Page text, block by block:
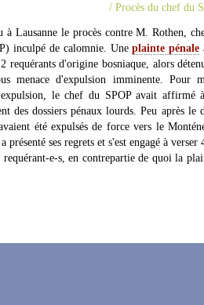
/ Procès du chef du
à Lausanne le procès contre M. Rothen,
inculpé de calomnie. Uneplainte pénale
requérants d'origine bosniaque, alors
menace d'expulsion imminente. Pour
le chef du SPOP avait affirmé
des dossiers pénaux lourds. Peu après le
été expulsés de force vers le
ses regrets et s'est engagé à verser
requérant-e-s, en contrepartie de quoi la